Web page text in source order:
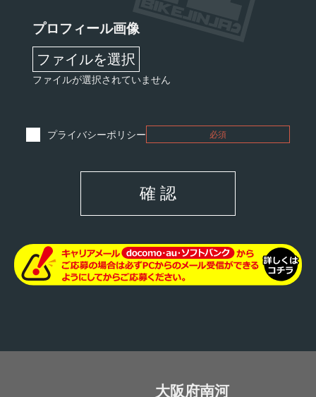
プロフィール画像
ファイルを選択
ファイルが選択されていません
プライバシーポリシー 必須
確 認
大阪府南河